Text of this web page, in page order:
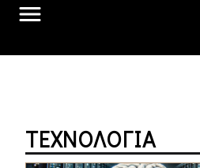
ΤΕΧΝΟΛΟΓΊΑ